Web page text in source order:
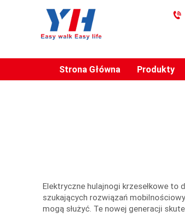
Strona Główna Produkty
Elektryczne hulajnogi krzesełkowe to
szukających rozwiązań
mogą służyć. Te nowej generacji